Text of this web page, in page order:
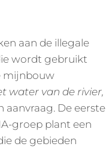
aan de illegale
wordt gebruikt
mijnbouw
water van de rivier,
aanvraag. De eerste
groep plant een
de gebieden